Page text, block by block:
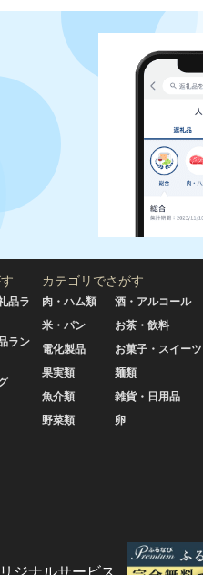
品ラ
ラン
カテゴリでさがす
肉・ハム類
米・パン
電化製品
果実類
魚介類
野菜類
酒・アルコール
お茶・飲料
お菓子・スイーツ
麺類
雑貨・日用品
卵